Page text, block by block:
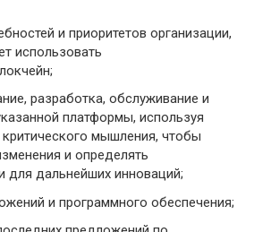
и приоритетов организации,
использовать
разработка, обслуживание и
платформы, используя
мышления, чтобы
и определять
для дальнейших инноваций;
и программного обеспечения;